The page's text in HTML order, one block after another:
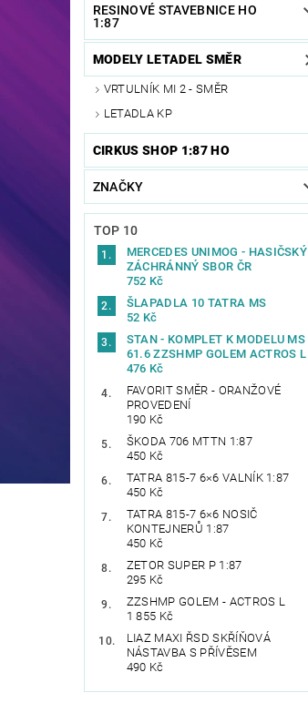
RESINOVÉ STAVEBNICE HO
1:87
MODELY LETADEL SMĚR
VRTULNÍK MI 2 - SMĚR
LETADLA KP
CIRKUS SHOP 1:87 HO
ZNAČKY
TOP 10
MERCEDES UNIMOG - HASIČSKÝ
ZÁCHRÁNNÝ SBOR ČR
752 Kč
ŠLAPADLA 10 TATRA MS
52 Kč
STAN - KOMPLET K MODELU MS
61.6 ZZSHMP GOLEM ACTROS L
476 Kč
FAVORIT SMĚR - ORANŽOVÉ
PROVEDENÍ
190 Kč
ŠKODA 706 MTTN 1:87
450 Kč
TATRA 815-7 6×6 VALNÍK 1:87
450 Kč
TATRA 815-7 6×6 NOSIČ
KONTEJNERŮ 1:87
450 Kč
ZETOR SUPER P 1:87
295 Kč
ZZSHMP GOLEM - ACTROS L
1 855 Kč
LIAZ MAXI ŘSD SKŘÍŇOVÁ
NÁSTAVBA S PŘÍVĚSEM
490 Kč